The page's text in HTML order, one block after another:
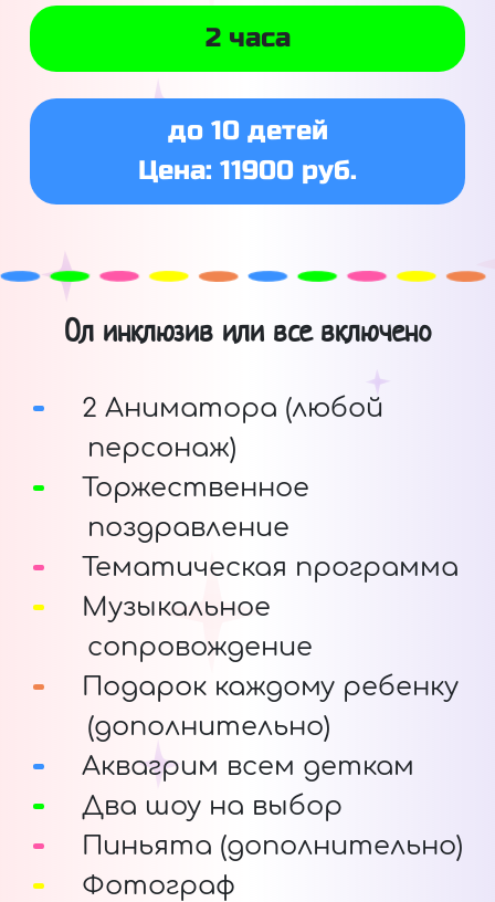
2 часа
до 10 детей
Цена: 11900 руб.
Ол инклюзив или все включено
2 Аниматора (любой
персонаж)
Торжественное
поздравление
Тематическая программа
Музыкальное
сопровождение
Подарок каждому ребенку
(дополнительно)
Аквагрим всем деткам
Два шоу на выбор
Пиньята (дополнительно)
Фотограф